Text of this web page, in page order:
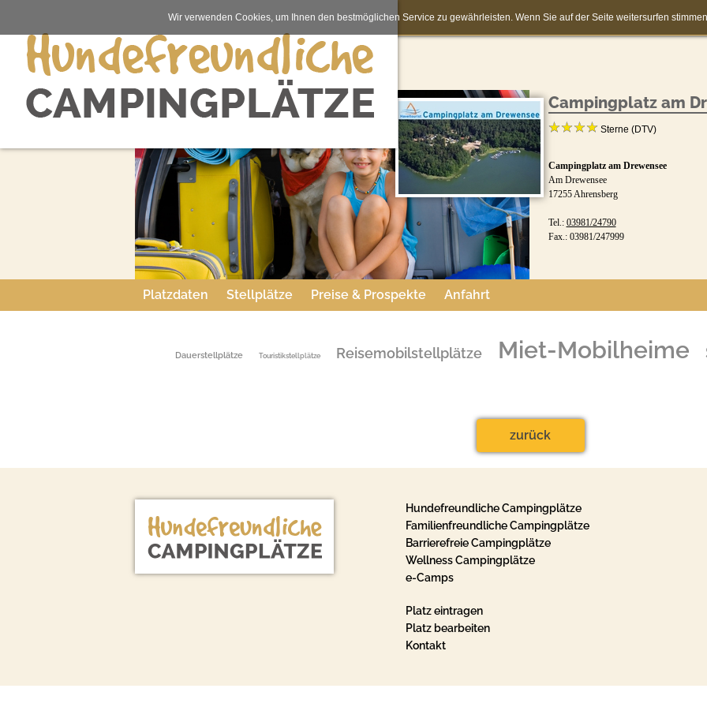
Campingplatz am
Sterne (DTV)
Campingplatz am Drewensee
Am Drewensee
17255 Ahrensberg
Tel.: 03981/24790
Fax.: 03981/247999
Platzdaten Stellplätze Preise & Prospekte Anfahrt
Dauerstellplätze Touristikstellplätze Reisemobilstellplätze Miet-Mobilheime
zurück
Hundefreundliche Campingplätze
Familienfreundliche Campingplätze
Barrierefreie Campingplätze
Wellness Campingplätze
e-Camps
Platz eintragen
Platz bearbeiten
Kontakt
Wir verwenden Cookies, um Ihnen den bestmöglichen Service zu gewährleisten. Wenn Sie auf der Seite weitersurfen